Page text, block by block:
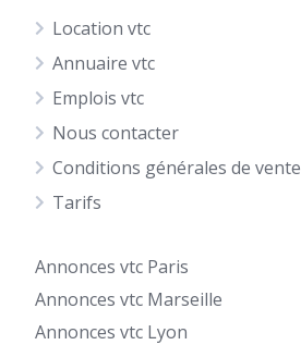
Location vtc
Annuaire vtc
Emplois vtc
Nous contacter
Conditions générales de vente
Tarifs
Annonces vtc Paris
Annonces vtc Marseille
Annonces vtc Lyon